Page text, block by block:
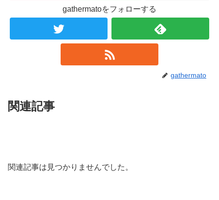
gathermatoをフォローする
gathermato
関連記事
関連記事は見つかりませんでした。